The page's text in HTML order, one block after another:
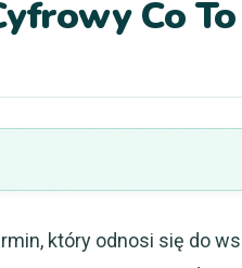
Co To
który odnosi się do